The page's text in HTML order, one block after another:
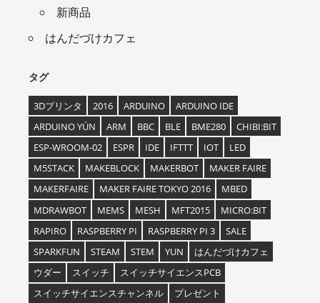
新商品
はんだづけカフェ
タグ
3Dプリンタ 2016 ARDUINO
ARDUINO IDE
ARDUINO YÚN
ARM BBC BLE BME280
CHIBI:BIT
ESP-WROOM-02
ESPR IDE IFTTT IOT
LED
M5STACK
MAKEBLOCK MAKERBOT
MAKER FAIRE
MAKERFAIRE
MAKER FAIRE TOKYO 2016
MBED
MDRAWBOT
MEMS MESH MFT2015
MICRO:BIT
RAPIRO
RASPBERRY PI RASPBERRY PI 3
SALE
SPARKFUN
STEAM STEM YUN
はんだづけカフェ
ウダー
スイッチ
スイッチサイエンスPCB
スイッチサイエンスチャンネル
プレゼント